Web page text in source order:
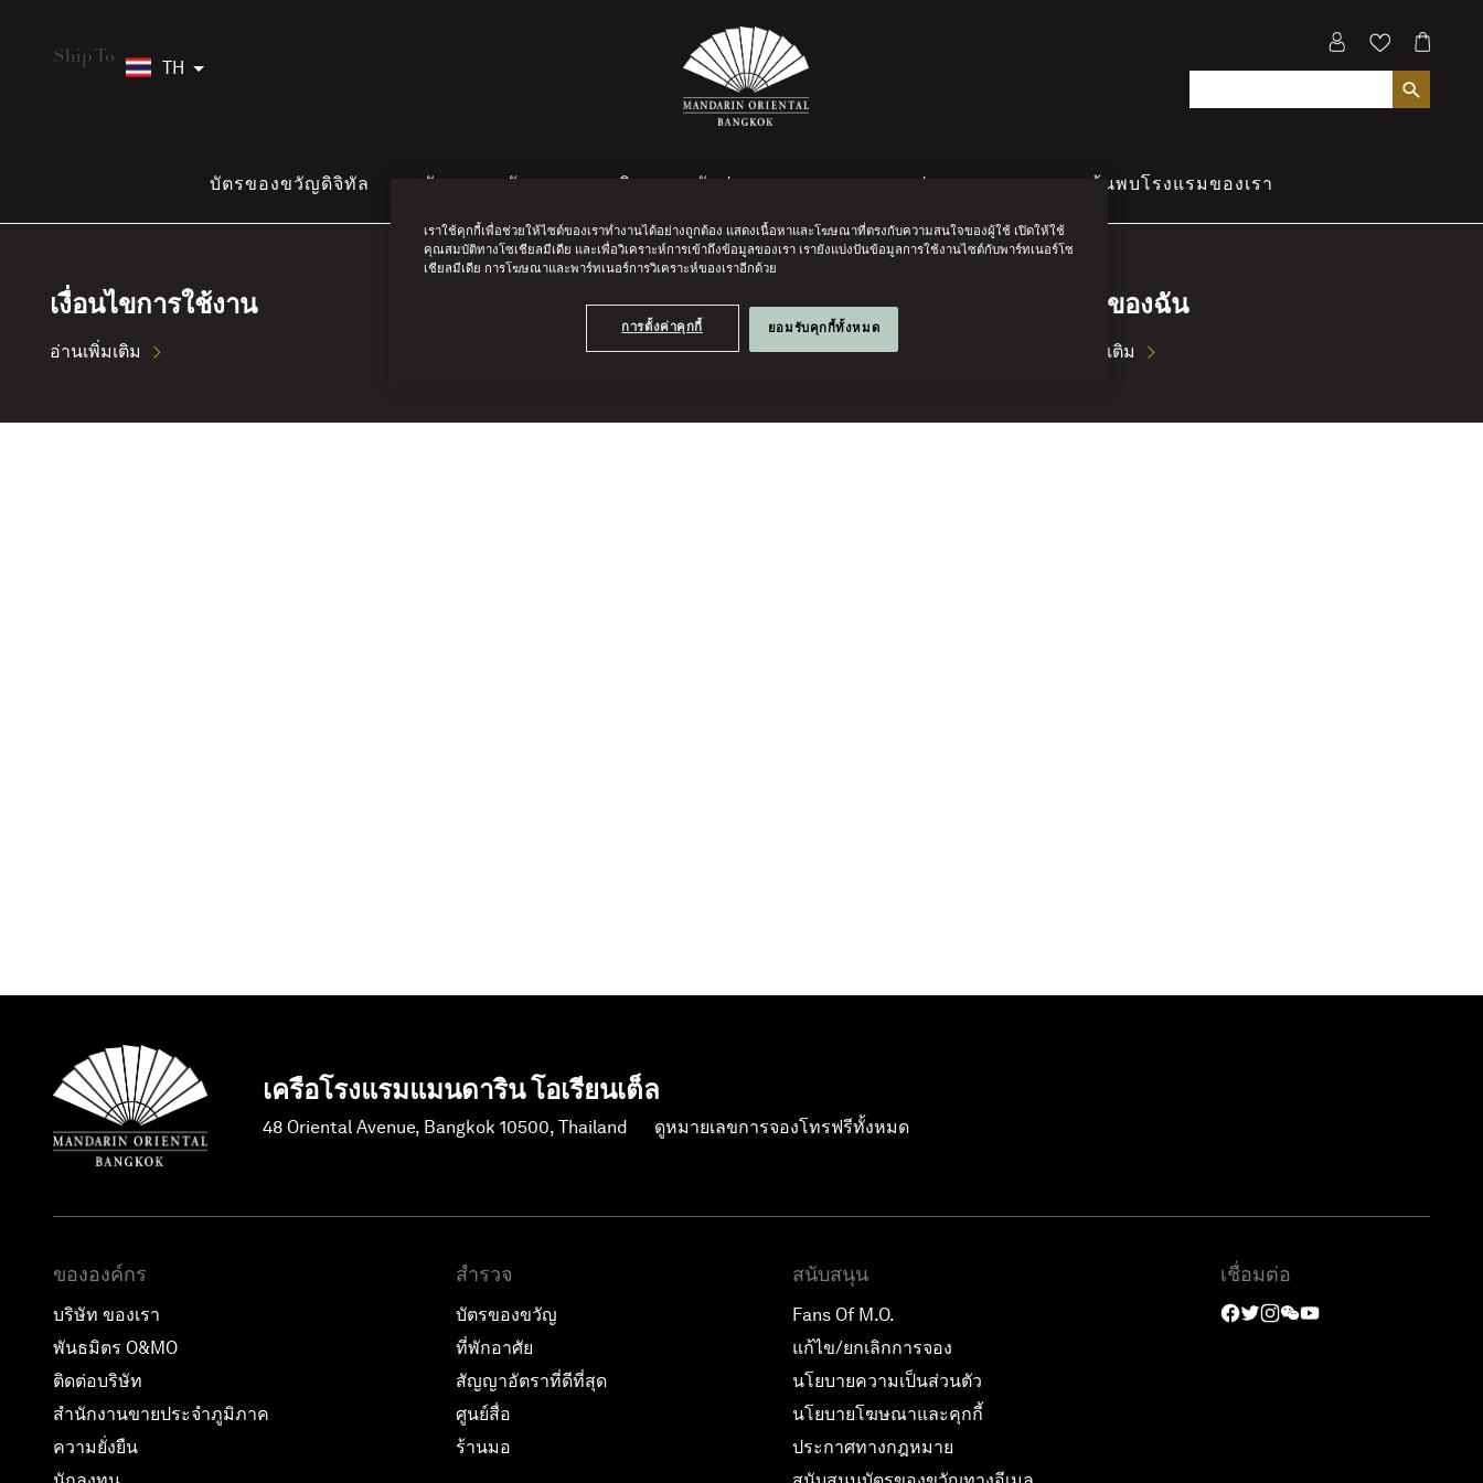
Ship To TH
บัตรของขวัญดิจิทัล บัตรของขวัญแบบคลาสสิก รับประทานอาหาร สปาและสุขภาพ ค้นพบโรงแรมของเรา
เงื่อนไขการใช้งาน
อ่านเพิ่มเติม
คำถามที่พบบ่อย
อ่านเพิ่มเติม
การ์ดของฉัน
อ่านเพิ่มเติม
เครือโรงแรมแมนดาริน โอเรียนเต็ล
48 Oriental Avenue, Bangkok 10500, Thailand ดูหมายเลขการจองโทรฟรีทั้งหมด
ขององค์กร
บริษัท ของเรา
พันธมิตร O&MO
ติดต่อบริษัท
สำนักงานขายประจำภูมิภาค
ความยั่งยืน
สำรวจ
บัตรของขวัญ
ที่พักอาศัย
สัญญาอัตราที่ดีที่สุด
ศูนย์สื่อ
ร้านมอ
สนับสนุน
Fans Of M.O.
แก้ไข/ยกเลิกการจอง
นโยบายความเป็นส่วนตัว
นโยบายโฆษณาและคุกกี้
ประกาศทางกฎหมาย
เชื่อมต่อ
เราใช้คุกกี้เพื่อช่วยให้ไซต์ของเราทำงานได้อย่างถูกต้อง แสดงเนื้อหาและโฆษณาที่ตรงกับความสนใจของผู้ใช้ เปิดให้ใช้
คุณสมบัติทางโซเชียลมีเดีย และเพื่อวิเคราะห์การเข้าถึงข้อมูลของเรา เรายังแบ่งปันข้อมูลการใช้งานไซต์กับพาร์ทเนอร์โซ
เชียลมีเดีย การโฆษณาและพาร์ทเนอร์การวิเคราะห์ของเราอีกด้วย
การตั้งค่าคุกกี้ ยอมรับคุกกี้ทั้งหมด